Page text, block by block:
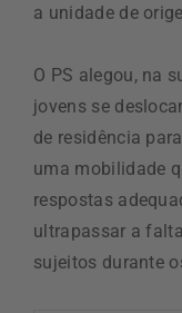
a unidade de
O PS alegou, na
jovens se
de residência
uma mobilidade
respostas
ultrapassar a
sujeitos durante